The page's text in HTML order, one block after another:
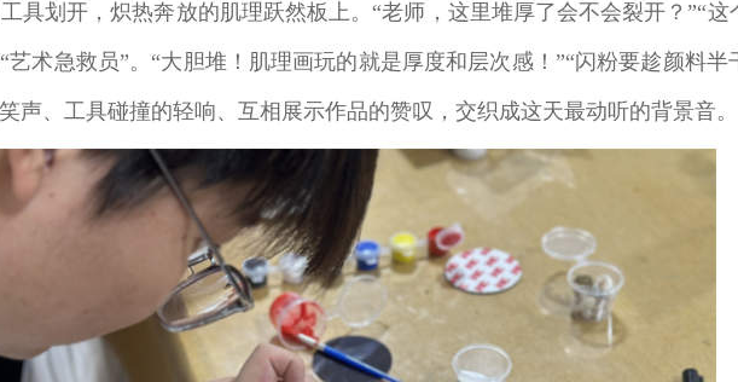
具划开，炽热奔放的肌理跃然板上。“老师，这里堆厚了会不会裂开？”“
术急救员”。“大胆堆！肌理画玩的就是厚度和层次感！”“闪粉要趁颜料
声、工具碰撞的轻响、互相展示作品的赞叹，交织成这天最动听的背景音。